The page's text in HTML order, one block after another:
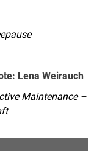
Lena Weirauch
Maintenance –